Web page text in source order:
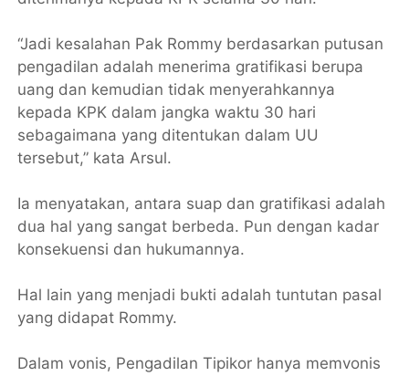
“Jadi kesalahan Pak Rommy berdasarkan putusan
pengadilan adalah menerima gratifikasi berupa
uang dan kemudian tidak menyerahkannya
kepada KPK dalam jangka waktu 30 hari
sebagaimana yang ditentukan dalam UU
tersebut,” kata Arsul.
Ia menyatakan, antara suap dan gratifikasi adalah
dua hal yang sangat berbeda. Pun dengan kadar
konsekuensi dan hukumannya.
Hal lain yang menjadi bukti adalah tuntutan pasal
yang didapat Rommy.
Dalam vonis, Pengadilan Tipikor hanya memvonis